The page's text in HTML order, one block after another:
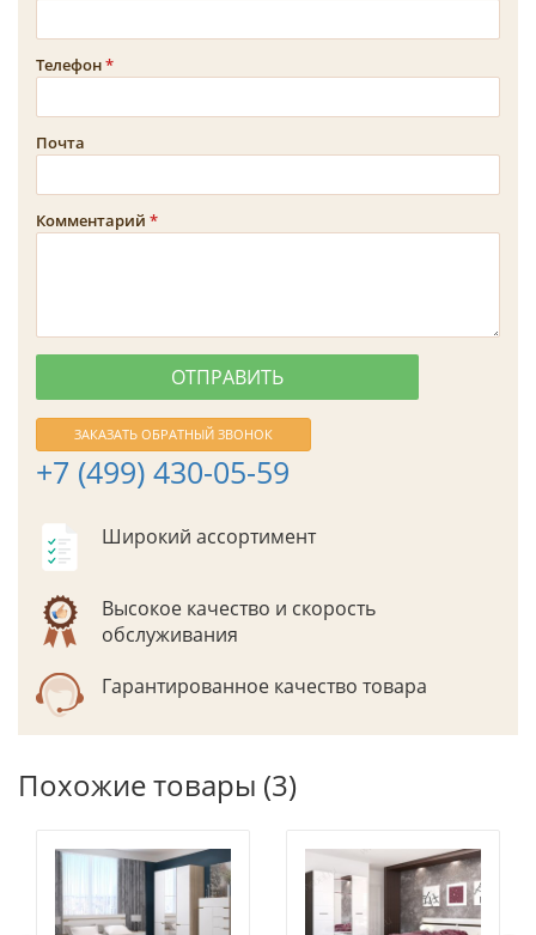
Телефон
Почта
Комментарий
ЗАКАЗАТЬ ОБРАТНЫЙ ЗВОНОК
+7 (499) 430-05-59
Широкий ассортимент
Высокое качество и скорость
обслуживания
Гарантированное качество товара
Похожие товары (3)